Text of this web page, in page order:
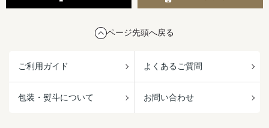
ページ先頭へ戻る
ご利用ガイド よくあるご質問
包装・熨斗について お問い合わせ